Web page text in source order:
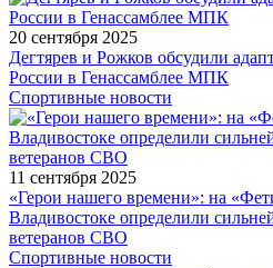
20 сентября 2025
Дегтярев и Рожков обсудили
России в Генассамблее МПК
Спортивные новости
11 сентября 2025
«Герои нашего времени»: на
Владивостоке определили
ветеранов СВО
Спортивные новости